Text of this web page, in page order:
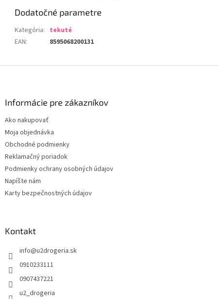
Dodatočné parametre
Kategória: tekuté
EAN: 8595068200131
Informácie pre zákazníkov
Ako nakupovať
Moja objednávka
Obchodné podmienky
Reklamačný poriadok
Podmienky ochrany osobných údajov
Napíšte nám
Karty bezpečnostných údajov
Kontakt
info@u2drogeria.sk
0910233111
0907437221
u2_drogeria